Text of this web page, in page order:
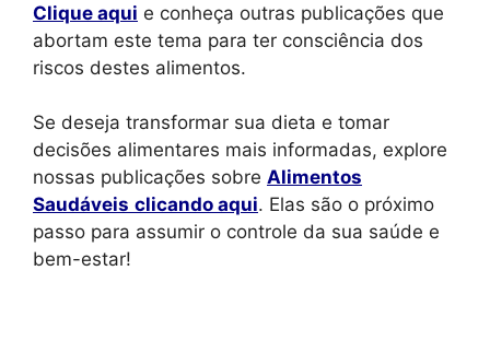
Clique aqui e conheça outras publicações que
abortam este tema para ter consciência dos
riscos destes alimentos.
Se deseja transformar sua dieta e tomar
decisões alimentares mais informadas, explore
nossas publicações sobre Alimentos
Saudáveis clicando aqui. Elas são o próximo
passo para assumir o controle da sua saúde e
bem-estar!